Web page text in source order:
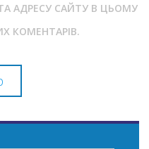
АДРЕСУ САЙТУ В ЦЬОМУ
КОМЕНТАРІВ.